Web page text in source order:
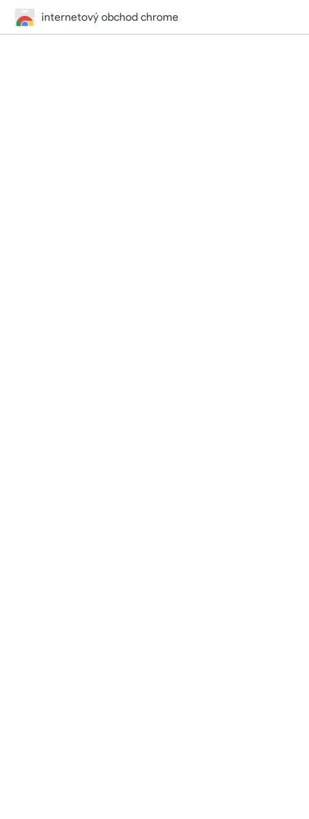
internetový obchod chrome